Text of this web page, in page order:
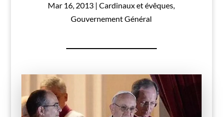
Mar 16, 2013 |Cardinaux et évêques,
Gouvernement Général